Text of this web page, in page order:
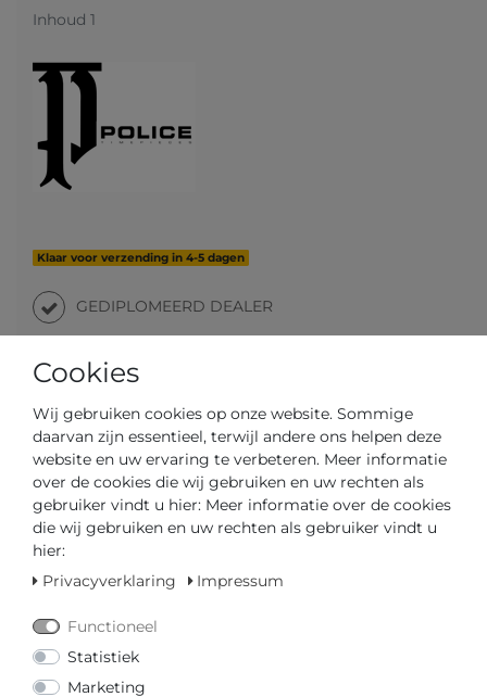
Inhoud 1
Klaar voor verzending in 4-5 dagen
GEDIPLOMEERD DEALER
Uw prijs met 3% korting op vooruitbetaling: € 47,53 *
IN DE WINKELWAGEN
Cookies
Wij gebruiken cookies op onze website. Sommige
daarvan zijn essentieel, terwijl andere ons helpen deze
website en uw ervaring te verbeteren. Meer informatie
over de cookies die wij gebruiken en uw rechten als
gebruiker vindt u hier: Meer informatie over de cookies
die wij gebruiken en uw rechten als gebruiker vindt u
hier:
Privacyverklaring
Impressum
Functioneel
Statistiek
Marketing